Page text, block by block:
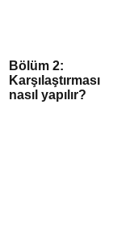
Bölüm 2:
Karşılaştırması
nasıl yapılır?